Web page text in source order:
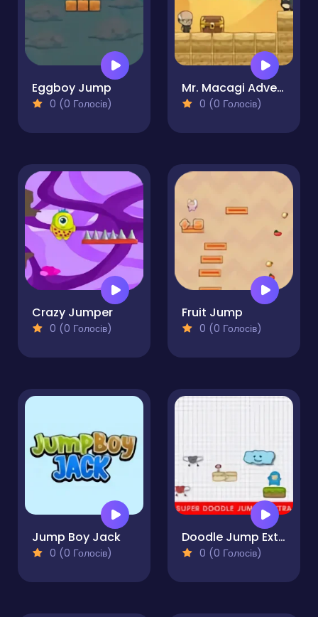
Eggboy Jump
0 (0 Голосів)
Mr. Macagi Adventures
0 (0 Голосів)
Crazy Jumper
0 (0 Голосів)
Fruit Jump
0 (0 Голосів)
Jump Boy Jack
0 (0 Голосів)
Doodle Jump Extra
0 (0 Голосів)